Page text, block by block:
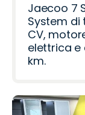
Jaecoo 7
System di
CV,
elettrica e
km.